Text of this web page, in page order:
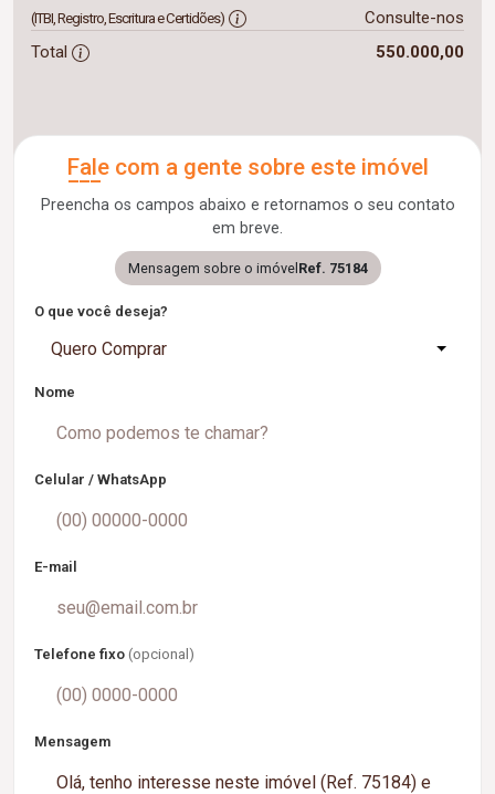
(ITBI, Registro, Escritura e Certidões)
Consulte-nos
Total
550.000,00
Fale com a gente sobre este imóvel
Preencha os campos abaixo e retornamos o seu contato
em breve.
Mensagem sobre o imóvel Ref. 75184
O que você deseja?
Quero Comprar
Nome
Celular / WhatsApp
E-mail
Telefone fixo (opcional)
Mensagem